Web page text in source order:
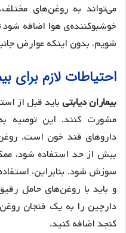
می‌تواند به روغن‌های
خوشبوکننده‌ی هوا اضافه
شویم، بدون اینکه عوارض
احتیاطات لازم برای
بیماران دیابتی باید قبل از
مشورت کنند. این توصیه
داروهای قند خون است.
بیش از حد استفاده شود،
سوزش شود. بنابراین،
و باید با روغن‌های حامل
دارچین را به یک فنجان روغن
کنجد اضافه کنید.